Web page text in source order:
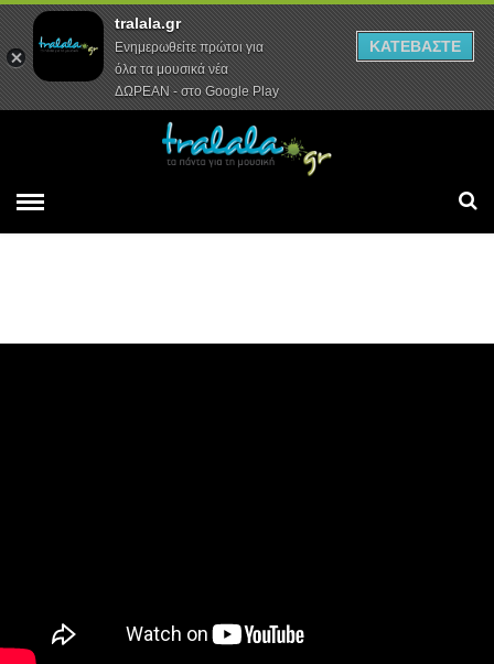
Αρχική Συνεντεύξεις Ρεπορτάζ
tralala.gr
Ενημερωθείτε πρώτοι για
όλα τα μουσικά νέα
ΔΩΡΕΑΝ - στο Google Play
ΚΑΤΕΒΑΣΤΕ